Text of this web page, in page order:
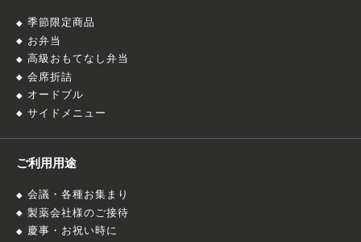
季節限定商品
お弁当
高級おもてなし弁当
会席折詰
オードブル
サイドメニュー
ご利用用途
会議・各種お集まり
製薬会社様のご接待
慶事・お祝い時に